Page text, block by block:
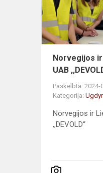
Norvegijos
UAB
Paskelbta: 2024-
Kategorija:
Norvegijos ir
,,DEVOLD“